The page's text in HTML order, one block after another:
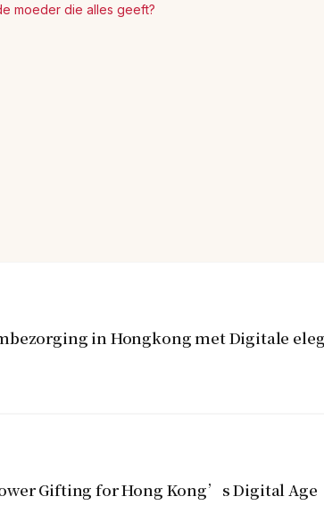
moeder die alles geeft?
in Hongkong met Digitale
Gifting for Hong Kong’s Digital Age